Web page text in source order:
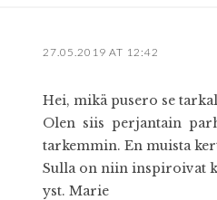
27.05.2019 AT 12:42
Hei, mikä pusero se
Olen siis perjantain
tarkemmin. En muista
Sulla on niin inspiroivat
yst. Marie